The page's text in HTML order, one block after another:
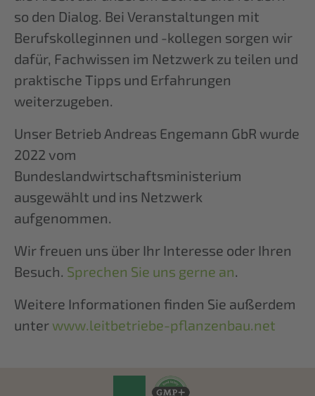
so den Dialog. Bei Veranstaltungen mit
Berufskolleginnen und -kollegen sorgen wir
dafür, Fachwissen im Netzwerk zu teilen und
praktische Tipps und Erfahrungen
weiterzugeben.
Unser Betrieb Andreas Engemann GbR wurde
2022 vom
Bundeslandwirtschaftsministerium
ausgewählt und ins Netzwerk
aufgenommen.
Wir freuen uns über Ihr Interesse oder Ihren
Besuch. Sprechen Sie uns gerne an
Weitere Informationen finden Sie außerdem
unter www.leitbetriebe-pflanzenbau.net